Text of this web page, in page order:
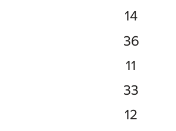
14
36
11
33
12